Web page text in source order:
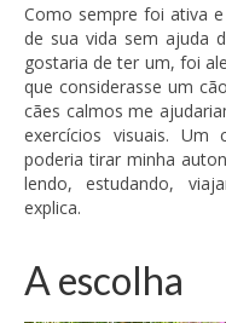
Como sempre foi ativa
de sua vida sem ajuda
gostaria de ter um, foi
que considerasse um
cães calmos me
exercícios visuais.
poderia tirar minha
lendo, estudando,
explica.
A escolha